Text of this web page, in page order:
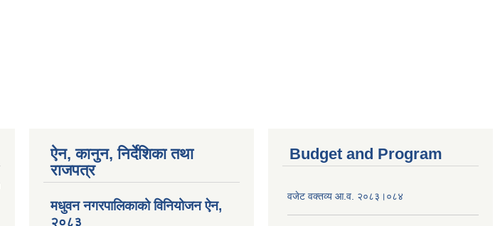
ऐन, कानुन, निर्देशिका तथा
राजपत्र
मधुवन नगरपालिकाको विनियोजन ऐन,
२०८३
Budget and Program
वजेट वक्तव्य आ.व. २०८३।०८४